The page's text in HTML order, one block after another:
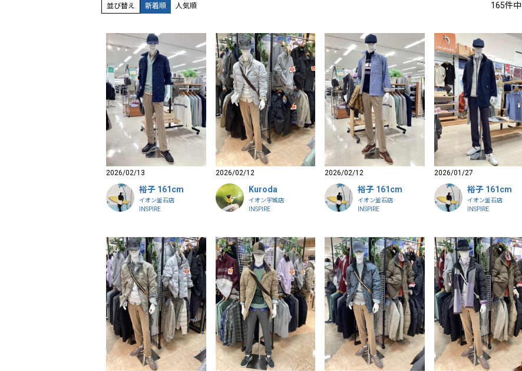
並び替え 新着順 人気順 165件中
2026/02/13
裕子 161cm
イオン釜石店
INSPIRE
2026/02/12
Kuroda
イオン宇城店
INSPIRE
2026/02/12
裕子 161cm
イオン釜石店
INSPIRE
2026/01/27
裕子 161cm
イオン釜石店
INSPIRE